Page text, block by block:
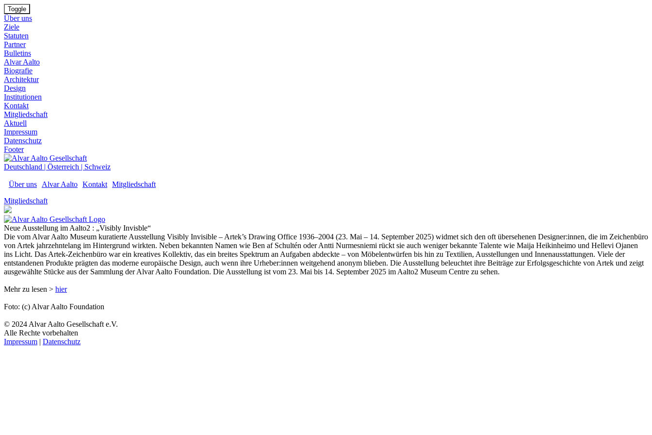
Toggle
Über uns
Ziele
Statuten
Partner
Bulletins
Alvar Aalto
Biografie
Architektur
Design
Institutionen
Kontakt
Mitgliedschaft
Aktuell
Impressum
Datenschutz
Footer
Deutschland | Österreich | Schweiz
Über uns Alvar Aalto Kontakt Mitgliedschaft
Mitgliedschaft
Neue Ausstellung im Aalto2 : „Visibly Invisble“
Die vom Alvar Aalto Museum kuratierte Ausstellung Visibly Invisible – Artek’s Drawing Office 1936–2004 (23. Mai – 14. September 2025) widmet sich den oft übersehenen Designer:innen, die im Zeichenbüro
von Artek jahrzehntelang im Hintergrund wirkten. Neben bekannten Namen wie Ben af Schultén oder Antti Nurmesniemi rückt sie auch weniger bekannte Talente wie Maija Heikinheimo und Hellevi Ojanen
ins Licht. Das Artek-Zeichenbüro war ein kreatives Kollektiv, das ein breites Spektrum an Aufgaben abdeckte – von Möbelentwürfen bis hin zu Textilien, Ausstellungen und Innenausstattungen. Viele der
entstandenen Produkte prägten das moderne europäische Design, auch wenn ihre Urheber:innen weitgehend anonym blieben. Die Ausstellung beleuchtet ihre Beiträge zur Erfolgsgeschichte von Artek und zeigt
ausgewählte Stücke aus der Sammlung der Alvar Aalto Foundation. Die Ausstellung ist vom 23. Mai bis 14. September 2025 im Aalto2 Museum Centre zu sehen.
Mehr zu lesen > hier
Foto: (c) Alvar Aalto Foundation
© 2024 Alvar Aalto Gesellschaft e.V.
Alle Rechte vorbehalten
Impressum | Datenschutz